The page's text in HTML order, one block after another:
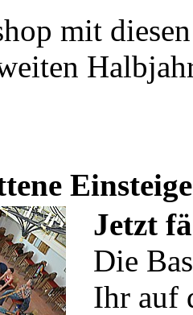
mit
Jetzt
Die
Ihr auf